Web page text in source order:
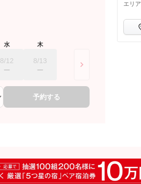
水
8/12
木
8/13
予約する
エリア